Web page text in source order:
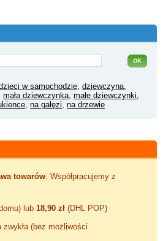
w samochodzie dziewczyna
mała dziewczynka małe dziewczynki
na gałęzi na drzewie
towarów . Współpracujemy z
lub 18,90 zł (DHL POP)
(bez możliwości